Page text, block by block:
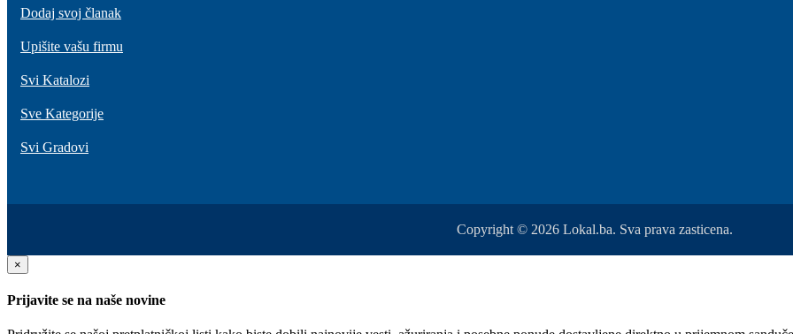
Dodaj svoj članak
Upišite vašu firmu
Svi Katalozi
Sve Kategorije
Svi Gradovi
Copyright © 2026 Lokal.ba. Sva prava zasticena.
×
Prijavite se na naše novine